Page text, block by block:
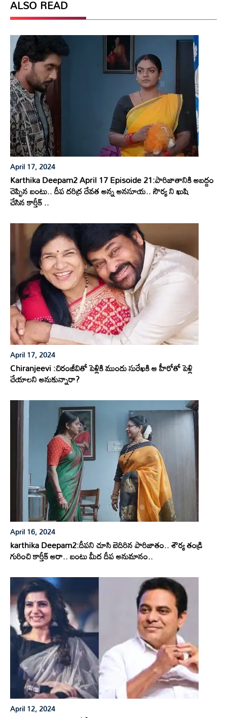
ALSO READ
April 17, 2024
Karthika Deepam2 April 17 Episoide 21:పారిజాతానికి అబద్దం
చెప్పిన బంటు.. దీప దరిద్ర దేవత అన్న అనసూయ.. సౌర్య ని ఖుషి
చేసిన కార్తీక్ ..
April 17, 2024
Chiranjeevi :చిరంజీవితో పెళ్లికి ముందు సురేఖకి ఆ హీరోతో పెళ్లి
చేయాలని అనుకున్నారా?
April 16, 2024
karthika Deepam2:దీపని చూసి బెదిరిన పారిజాతం.. శౌర్య తండ్రి
గురించి కార్తీక్ అరా.. బంటు మీద దీప అనుమానం..
April 12, 2024